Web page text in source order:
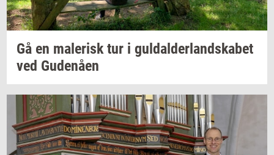
Gå en ma­le­risktur i gul­dal­der­land­ska­bet
ved Gu­denå­en